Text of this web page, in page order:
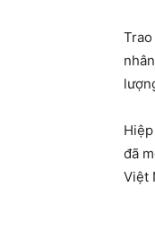
đã
Việt